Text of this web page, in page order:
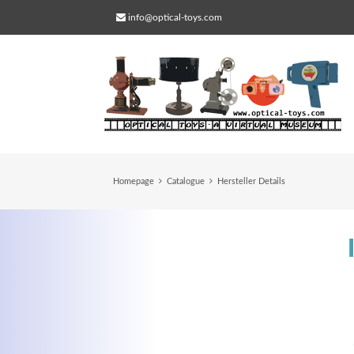
info@optical-toys.com
Homepage Catalogue Hersteller Details